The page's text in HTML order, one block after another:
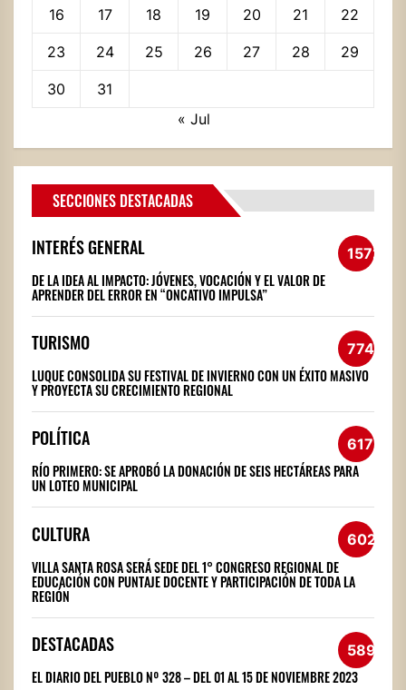
16 17 18 19 20 21 22
23 24 25 26 27 28 29
30
31
« Jul
SECCIONES DESTACADAS
INTERÉS GENERAL 1572
DE LA IDEA AL IMPACTO: JÓVENES, VOCACIÓN Y EL VALOR DE
APRENDER DEL ERROR EN “ONCATIVO IMPULSA”
TURISMO 774
LUQUE CONSOLIDA SU FESTIVAL DE INVIERNO CON UN ÉXITO MASIVO
Y PROYECTA SU CRECIMIENTO REGIONAL
POLÍTICA 617
RÍO PRIMERO: SE APROBÓ LA DONACIÓN DE SEIS HECTÁREAS PARA
UN LOTEO MUNICIPAL
CULTURA 602
VILLA SANTA ROSA SERÁ SEDE DEL 1° CONGRESO REGIONAL DE
EDUCACIÓN CON PUNTAJE DOCENTE Y PARTICIPACIÓN DE TODA LA
REGIÓN
DESTACADAS 589
EL DIARIO DEL PUEBLO Nº 328 – DEL 01 AL 15 DE NOVIEMBRE 2023